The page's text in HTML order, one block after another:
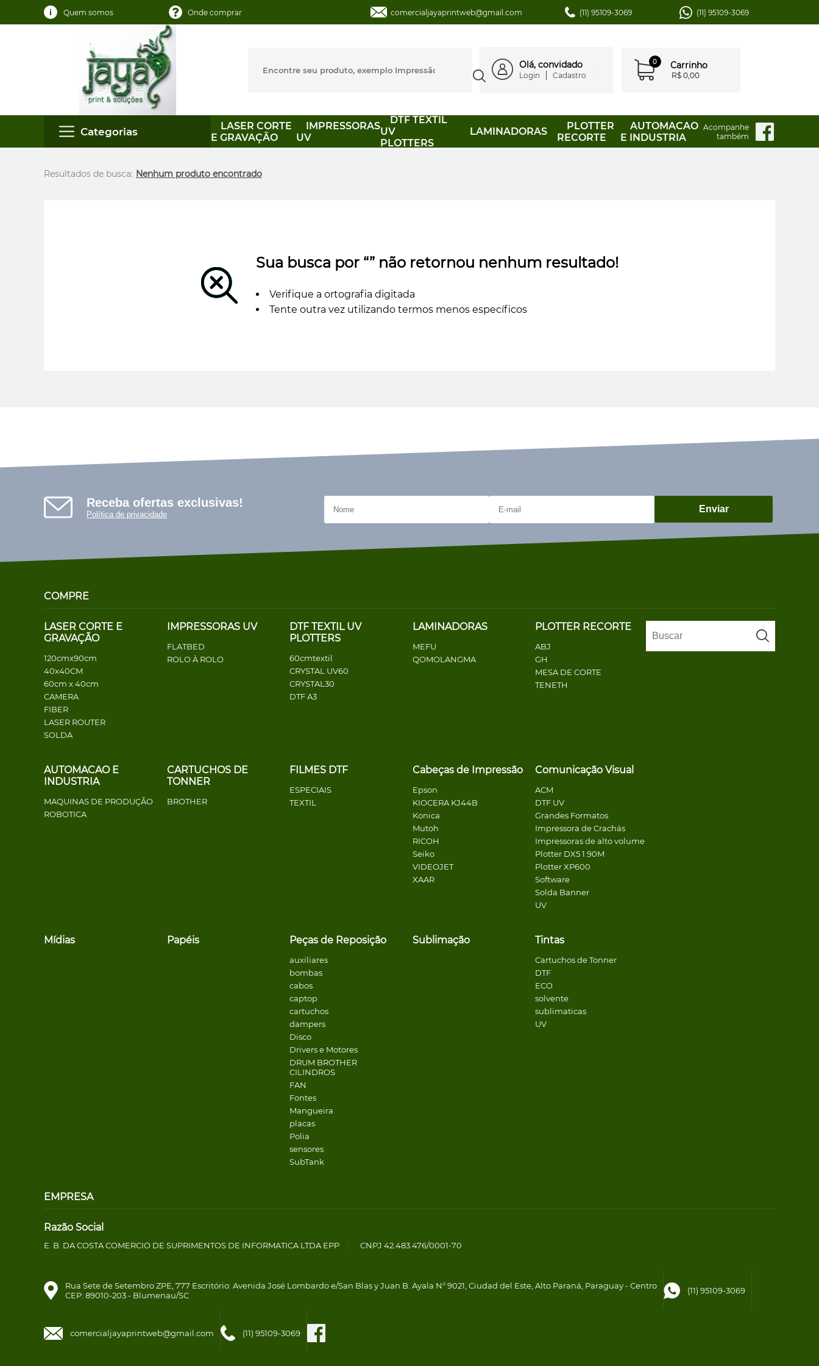
Quem somos Onde comprar comercialjayaprintweb@gmail.com (11) 95109-3069 (11) 95109-3069
Olá, convidado
Login Cadastro
0 Carrinho
R$ 0,00
Categorias
LASER CORTE
E GRAVAÇÃO
IMPRESSORAS
UV
DTF TEXTIL
UV
PLOTTERS
LAMINADORAS
PLOTTER
RECORTE
AUTOMACAO
E INDUSTRIA
Acompanhe
também
Resultados de busca: Nenhum produto encontrado
Sua busca por “” não retornou nenhum resultado!
Verifique a ortografia digitada
Tente outra vez utilizando termos menos específicos
Receba ofertas exclusivas!
Política de privacidade
Enviar
COMPRE
LASER CORTE E
GRAVAÇÃO
120cmx90cm
40x40CM
60cm x 40cm
CAMERA
FIBER
LASER ROUTER
SOLDA
IMPRESSORAS UV
FLATBED
ROLO À ROLO
DTF TEXTIL UV
PLOTTERS
60cmtextil
CRYSTAL UV60
CRYSTAL30
DTF A3
LAMINADORAS
MEFU
QOMOLANGMA
PLOTTER RECORTE
ABJ
GH
MESA DE CORTE
TENETH
AUTOMACAO E
INDUSTRIA
MAQUINAS DE PRODUÇÃO
ROBOTICA
CARTUCHOS DE
TONNER
BROTHER
FILMES DTF
ESPECIAIS
TEXTIL
Cabeças de Impressão
Epson
KIOCERA KJ44B
Konica
Mutoh
RICOH
Seiko
VIDEOJET
XAAR
Comunicação Visual
ACM
DTF UV
Grandes Formatos
Impressora de Crachás
Impressoras de alto volume
Plotter DX5 1.90M
Plotter XP600
Software
Solda Banner
UV
Mídias Papéis Peças de Reposição
auxiliares
bombas
cabos
captop
cartuchos
dampers
Disco
Drivers e Motores
DRUM BROTHER
CILINDROS
FAN
Fontes
Mangueira
placas
Polia
sensores
SubTank
Sublimação Tintas
Cartuchos de Tonner
DTF
ECO
solvente
sublimaticas
UV
EMPRESA
Razão Social
E. B. DA COSTA COMERCIO DE SUPRIMENTOS DE INFORMATICA LTDA EPP CNPJ 42.483.476/0001-70
Rua Sete de Setembro ZPE, 777 Escritório: Avenida José Lombardo e/San Blas y Juan B. Ayala N° 9021, Ciudad del Este, Alto Paraná, Paraguay - Centro
CEP: 89010-203 - Blumenau/SC
(11) 95109-3069
comercialjayaprintweb@gmail.com (11) 95109-3069